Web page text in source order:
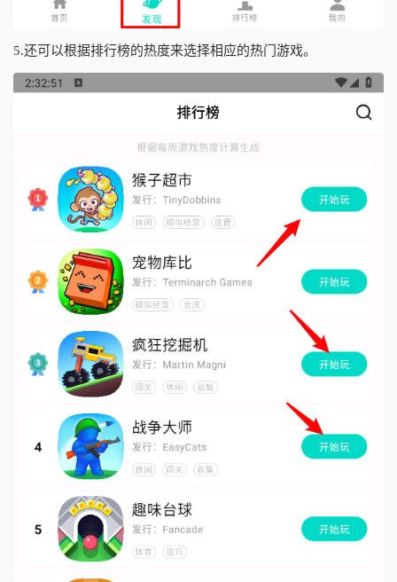
5.还可以根据排行榜的热度来选择相应的热门游戏。